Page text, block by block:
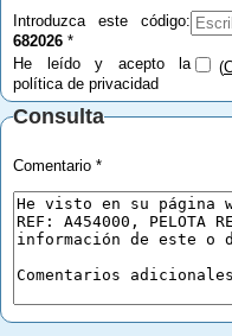
Introduzca este código:
682026 *
He leído y acepto la
política de privacidad
(
Consulta
Comentario *